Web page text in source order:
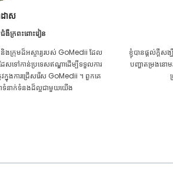
ាស
ងឺក្រពះពោះវៀន
ក្រុមដ៏អស្ចារ្យរបស់ GoMedii ដែល
ដែសទៅកាន់ប្រទេសឥណ្ឌាដើម្បីទទួលការ
វក្នុងការជ្រើសរើស GoMedii ។ ពួកគេ
ាទំនាក់ទំនងដ៏ល្អជាមួយយើង
ខ្ញុំ​បាន​ផ្តល់​ក្តី​ស
បញ្ហា​តម្រងនោម​